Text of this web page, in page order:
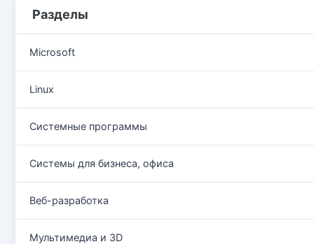
Разделы
Microsoft
Linux
Системные программы
Системы для бизнеса, офиса
Веб-разработка
Мультимедиа и 3D